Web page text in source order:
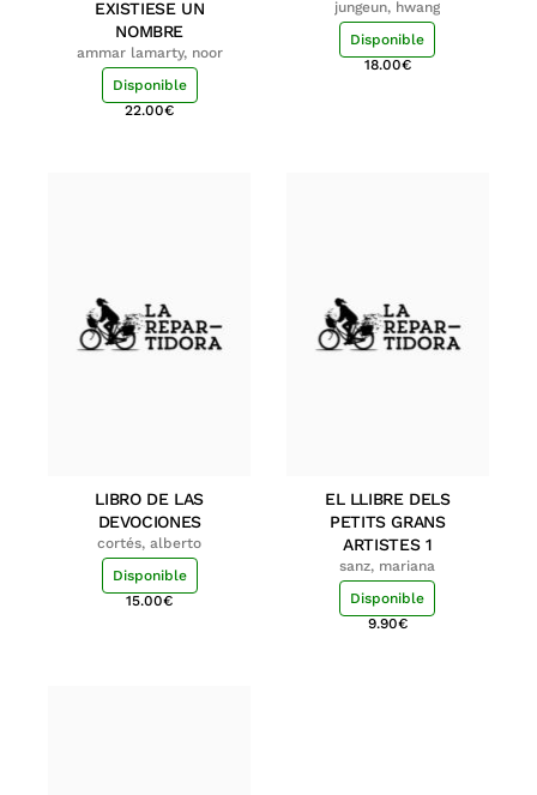
EXISTIESE UN
NOMBRE
ammar lamarty, noor
Disponible
22.00€
jungeun, hwang
Disponible
18.00€
LIBRO DE LAS
DEVOCIONES
cortés, alberto
Disponible
15.00€
EL LLIBRE DELS
PETITS GRANS
ARTISTES 1
sanz, mariana
Disponible
9.90€